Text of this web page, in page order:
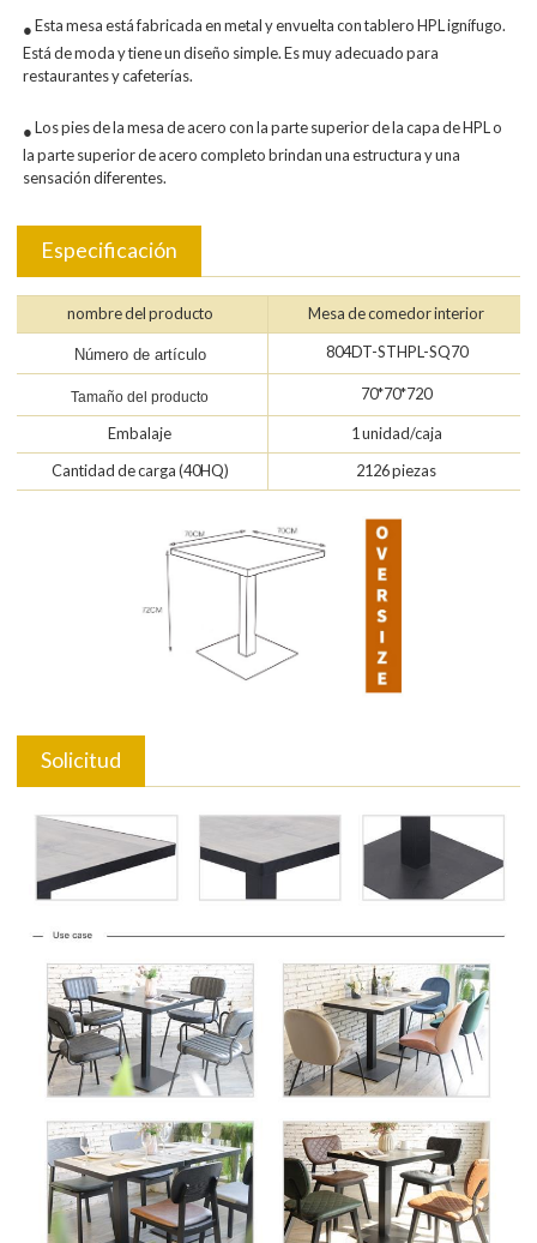
● Esta mesa está fabricada en metal y envuelta con tablero HPL ignífugo.
Está de moda y tiene un diseño simple. Es muy adecuado para
restaurantes y cafeterías.
● Los pies de la mesa de acero con la parte superior de la capa de HPL o
la parte superior de acero completo brindan una estructura y una
sensación diferentes.
Especificación
nombre del producto Mesa de comedor interior
Número de artículo 804DT-STHPL-SQ70
Tamaño del producto 70*70*720
Embalaje
1 unidad/caja
Cantidad de carga (40HQ)
2126 piezas
Solicitud